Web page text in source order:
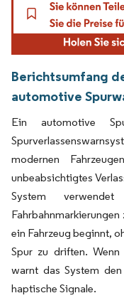
Berichtsumfang
automotive
Ein automotive
modernen
unbeabsichtigtes
System
ein Fahrzeug beginnt,
Spur zu driften.
warnt das System
haptische Signale.